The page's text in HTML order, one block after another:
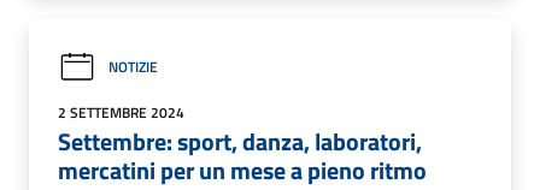
NOTIZIE
2 SETTEMBRE 2024
Settembre: sport, danza, laboratori,
mercatini per un mese a pieno ritmo